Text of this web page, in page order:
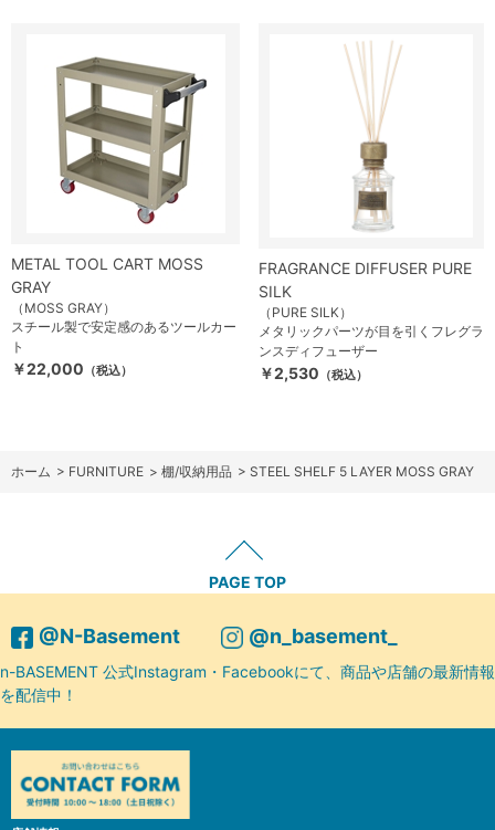
METAL TOOL CART MOSS
GRAY
（MOSS GRAY）
スチール製で安定感のあるツールカー
ト
￥22,000 （税込）
FRAGRANCE DIFFUSER PURE
SILK
（PURE SILK）
メタリックパーツが目を引くフレグラ
ンスディフューザー
￥2,530 （税込）
ホーム > FURNITURE > 棚/収納用品 > STEEL SHELF 5 LAYER MOSS GRAY
PAGE TOP
@N-Basement @n_basement_
n-BASEMENT 公式Instagram・Facebookにて、商品や店舗の最新情報
を配信中！